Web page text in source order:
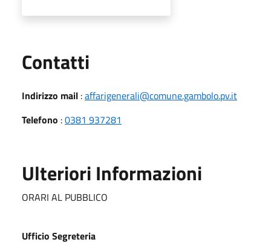
Contatti
Indirizzo mail :affarigenerali@comune.gambolo.pv.it
Telefono :0381 937281
Ulteriori Informazioni
ORARI AL PUBBLICO
Ufficio Segreteria